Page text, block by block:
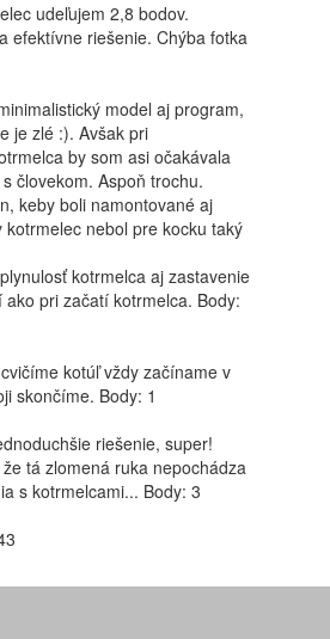
udeľujem 2,8 bodov.
efektívne riešenie. Chýba fotka
model aj program,
je zlé :). Avšak pri
by som asi očakávala
človekom. Aspoň trochu.
keby boli namontované aj
kotrmelec nebol pre kocku taký
kotrmelca aj zastavenie
pri začatí kotrmelca. Body:
kotúľ vždy začíname v
skončíme. Body: 1
riešenie, super!
tá zlomená ruka nepochádza
s kotrmelcami... Body: 3